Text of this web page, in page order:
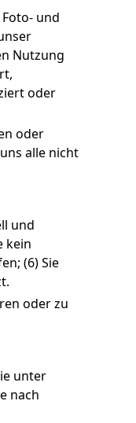
und
Nutzung
oder
oder
alle nicht
und
kein
(6) Sie
oder zu
unter
nach